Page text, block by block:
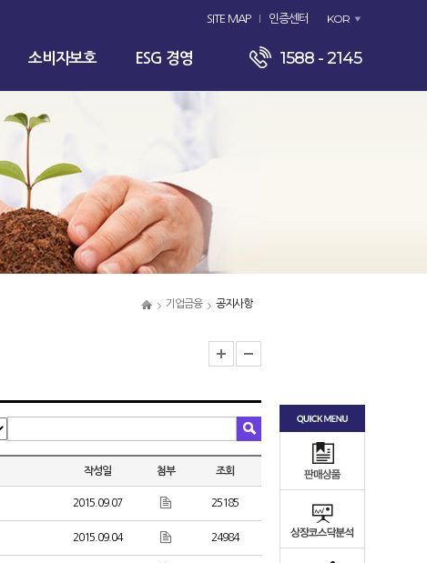
SITE MAP 인증센터 KOR
소비자보호 ESG 경영 1588 - 2145
기업금융 공지사항
작성일 첨부 조회
2015.09.07 25185
2015.09.04 24984